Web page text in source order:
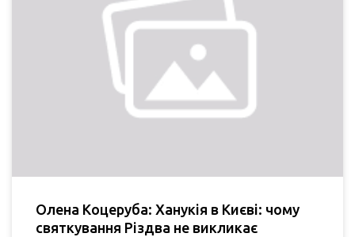
Олена Коцеруба: Ханукія в Києві: чому
святкування Різдва не викликає